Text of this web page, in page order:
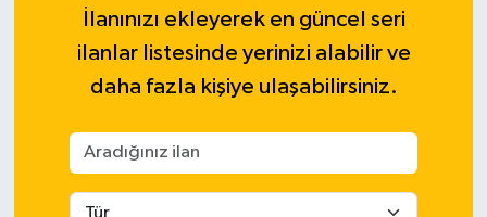
İlanınızı ekleyerek en güncel seri
ilanlar listesinde yerinizi alabilir ve
daha fazla kişiye ulaşabilirsiniz.
Süper Lig Puan Durumu ve Fikstür
Haber Arşivi